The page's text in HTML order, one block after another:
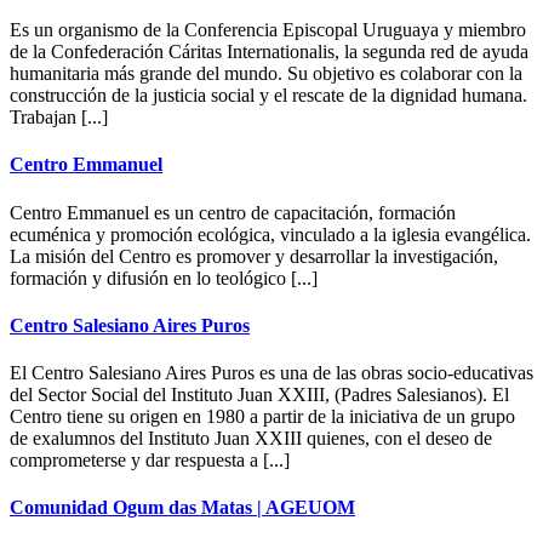
Es un organismo de la Conferencia Episcopal Uruguaya y miembro
de la Confederación Cáritas Internationalis, la segunda red de ayuda
humanitaria más grande del mundo. Su objetivo es colaborar con la
construcción de la justicia social y el rescate de la dignidad humana.
Trabajan [...]
Centro Emmanuel
Centro Emmanuel es un centro de capacitación, formación
ecuménica y promoción ecológica, vinculado a la iglesia evangélica.
La misión del Centro es promover y desarrollar la investigación,
formación y difusión en lo teológico [...]
Centro Salesiano Aires Puros
El Centro Salesiano Aires Puros es una de las obras socio-educativas
del Sector Social del Instituto Juan XXIII, (Padres Salesianos). El
Centro tiene su origen en 1980 a partir de la iniciativa de un grupo
de exalumnos del Instituto Juan XXIII quienes, con el deseo de
comprometerse y dar respuesta a [...]
Comunidad Ogum das Matas | AGEUOM